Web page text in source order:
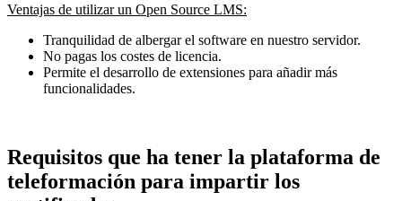
Ventajas de utilizar un Open Source LMS:
Tranquilidad de albergar el software en nuestro servidor.
No pagas los costes de licencia.
Permite el desarrollo de extensiones para añadir más
funcionalidades.
Requisitos que ha tener la plataforma de
teleformación para impartir los